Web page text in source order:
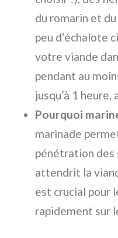
du romarin et
peu d’échalote
votre viande
pendant au
jusqu’à 1
Pourquoi
marinade
pénétration des
attendrit la
est crucial pour
rapidement sur